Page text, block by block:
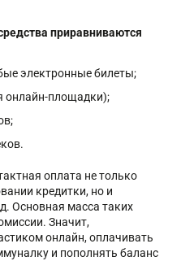
приравниваются
электронные билеты;
онлайн-площадки);
оплата не только
кредитки, но и
Основная масса таких
Значит,
онлайн, оплачивать
и пополнять баланс